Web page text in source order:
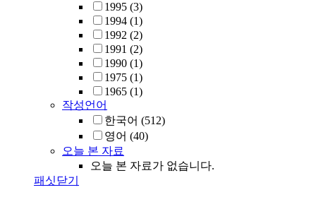
1995 (3)
1994 (1)
1992 (2)
1991 (2)
1990 (1)
1975 (1)
1965 (1)
작성언어
한국어 (512)
영어 (40)
오늘 본 자료
오늘 본 자료가 없습니다.
패싯닫기